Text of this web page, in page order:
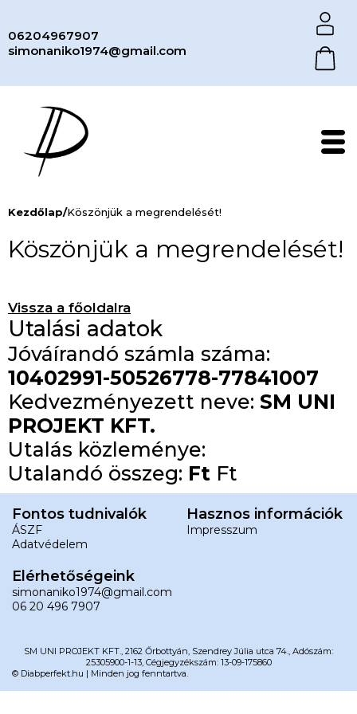
06204967907
simonaniko1974@gmail.com
Kezdőlap/Köszönjük a megrendelését!
Köszönjük a megrendelését!
Vissza a főoldalra
Utalási adatok
Jóváírandó számla száma:
10402991-50526778-77841007
Kedvezményezett neve: SM UNI
PROJEKT KFT.
Utalás közleménye:
Utalandó összeg: Ft Ft
Fontos tudnivalók
ÁSZF
Adatvédelem
Hasznos információk
Impresszum
Elérhetőségeink
simonaniko1974@gmail.com
06 20 496 7907
SM UNI PROJEKT KFT., 2162 Őrbottyán, Szendrey Júlia utca 74., Adószám:
25305900-1-13, Cégjegyzékszám: 13-09-175860
© Diabperfekt.hu | Minden jog fenntartva.